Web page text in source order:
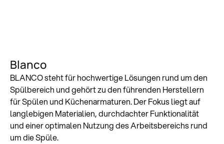
Blanco
BLANCO steht für hochwertige Lösungen rund um den
Spülbereich und gehört zu den führenden Herstellern
für Spülen und Küchenarmaturen. Der Fokus liegt auf
langlebigen Materialien, durchdachter Funktionalität
und einer optimalen Nutzung des Arbeitsbereichs rund
um die Spüle.